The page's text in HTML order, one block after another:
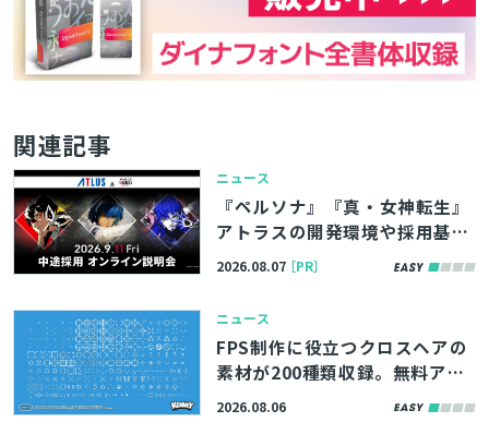
関連記事
ニュース
『ペルソナ』『真・女神転生』
アトラスの開発環境や採用基準
などを直接聞ける！中途向け転
2026.08.07［PR］
ニュース
FPS制作に役立つクロスヘアの
素材が200種類収録。無料アセ
ットパック『Crosshair Pack』
2026.08.06